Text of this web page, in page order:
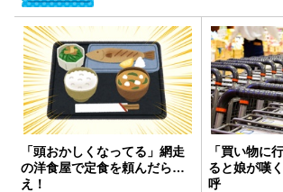
「頭おかしくなってる」網走
の洋食屋で定食を頼んだら…
え！
「買い物に
ると娘が嘆
呼